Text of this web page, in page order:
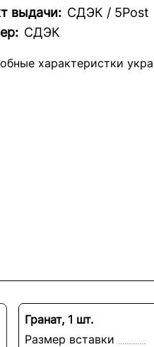
выдачи: СДЭК / 5Post
СДЭК
характеристки
Гранат, 1 шт.
Размер вставки